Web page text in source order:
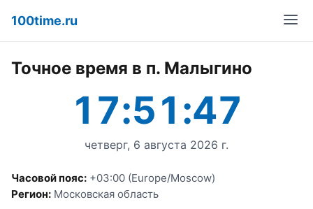
100time.ru
Точное время в п. Малыгино
17:51:47
четверг, 6 августа 2026 г.
Часовой пояс: +03:00 (Europe/Moscow)
Регион: Московская область